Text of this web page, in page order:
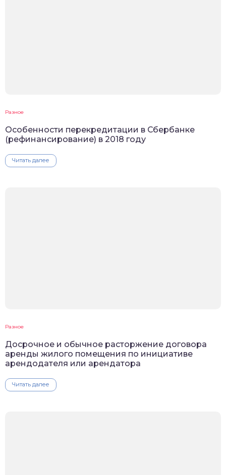
Разное
Особенности перекредитации в Сбербанке
(рефинансирование) в 2018 году
Читать далее
Разное
Досрочное и обычное расторжение договора
аренды жилого помещения по инициативе
арендодателя или арендатора
Читать далее